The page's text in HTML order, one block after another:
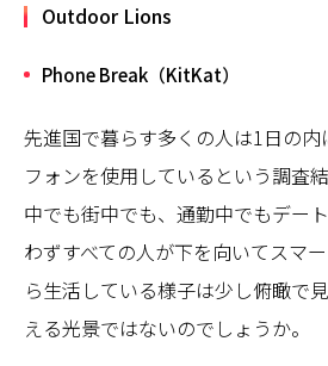
Outdoor Lions
Phone Break（KitKat）
先進国で暮らす多くの人は1日の
フォンを使用しているという調査
中でも街中でも、通勤中でもデ
わずすべての人が下を向いてスマ
ら生活している様子は少し俯瞰で
える光景ではないのでしょうか。